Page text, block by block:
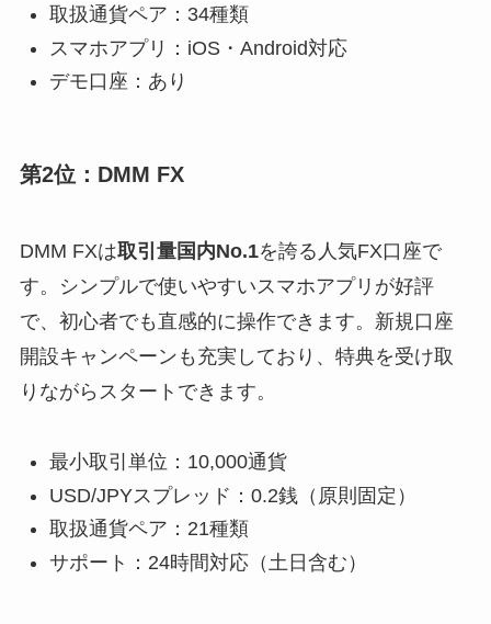
取扱通貨ペア：34種類
スマホアプリ：iOS・Android対応
デモ口座：あり
第2位：DMM FX
DMM FXは取引量国内No.1を誇る人気FX口座で
す。シンプルで使いやすいスマホアプリが好評
で、初心者でも直感的に操作できます。新規口座
開設キャンペーンも充実しており、特典を受け取
りながらスタートできます。
最小取引単位：10,000通貨
USD/JPYスプレッド：0.2銭（原則固定）
取扱通貨ペア：21種類
サポート：24時間対応（土日含む）